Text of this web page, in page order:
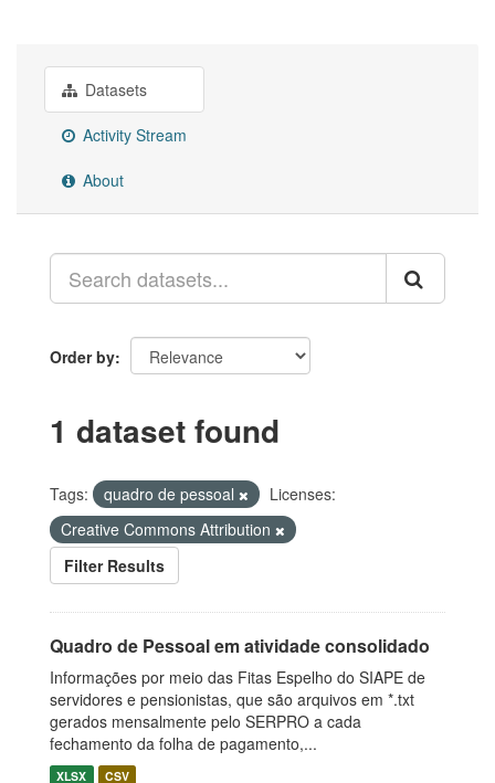
Datasets
Activity Stream
About
Order by
1 dataset found
Tags: quadro de pessoal
Licenses:
Creative Commons Attribution
Filter Results
Quadro de Pessoal em atividade consolidado
Informações por meio das Fitas Espelho do SIAPE de
servidores e pensionistas, que são arquivos em *.txt
gerados mensalmente pelo SERPRO a cada
fechamento da folha de pagamento,...
XLSX CSV